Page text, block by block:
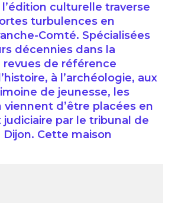
culturelle traverse
turbulences en
Comté. Spécialisées
décennies dans la
de référence
à l’archéologie, aux
de jeunesse, les
viennent d’être placées en
par le tribunal de
Cette maison